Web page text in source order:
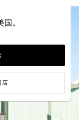
。
店